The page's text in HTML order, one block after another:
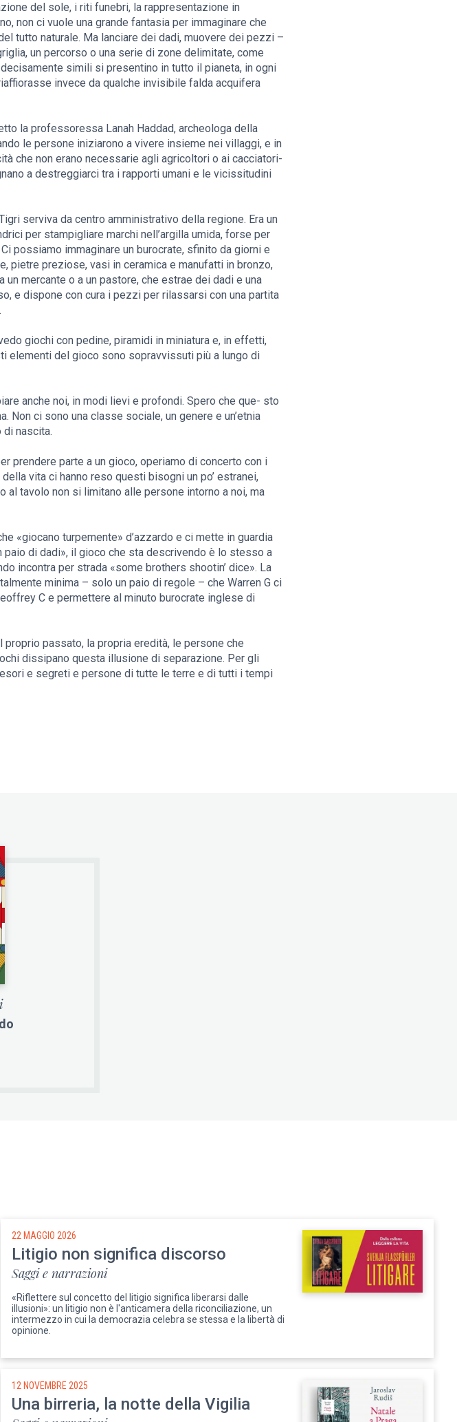
del sole, i riti funebri, la rappresentazione in
non ci vuole una grande fantasia per immaginare che
tutto naturale. Ma lanciare dei dadi, muovere dei pezzi –
un percorso o una serie di zone delimitate, come
simili si presentino in tutto il pianeta, in ogni
invece da qualche invisibile falda acquifera
la professoressa Lanah Haddad, archeologa della
le persone iniziarono a vivere insieme nei villaggi, e in
che non erano necessarie agli agricoltori o ai cacciatori-
a destreggiarci tra i rapporti umani e le vicissitudini
serviva da centro amministrativo della regione. Era un
per stampigliare marchi nell’argilla umida, forse per
possiamo immaginare un burocrate, sfinito da giorni e
pietre preziose, vasi in ceramica e manufatti in bronzo,
mercante o a un pastore, che estrae dei dadi e una
e dispone con cura i pezzi per rilassarsi con una partita
giochi con pedine, piramidi in miniatura e, in effetti,
elementi del gioco sono sopravvissuti più a lungo di
anche noi, in modi lievi e profondi. Spero che que- sto
Non ci sono una classe sociale, un genere e un’etnia
di nascita.
prendere parte a un gioco, operiamo di concerto con i
vita ci hanno reso questi bisogni un po’ estranei,
al tavolo non si limitano alle persone intorno a noi, ma
«giocano turpemente» d’azzardo e ci mette in guardia
di dadi», il gioco che sta descrivendo è lo stesso a
incontra per strada «some brothers shootin’ dice». La
minima – solo un paio di regole – che Warren G ci
C e permettere al minuto burocrate inglese di
passato, la propria eredità, le persone che
dissipano questa illusione di separazione. Per gli
e segreti e persone di tutte le terre e di tutti i tempi
22 MAGGIO 2026
Litigio non significa discorso
Saggi e narrazioni
«Riflettere sul concetto del litigio significa liberarsi dalle
illusioni»: un litigio non è l'anticamera della riconciliazione, un
intermezzo in cui la democrazia celebra se stessa e la libertà di
opinione.
12 NOVEMBRE 2025
Una birreria, la notte della Vigilia